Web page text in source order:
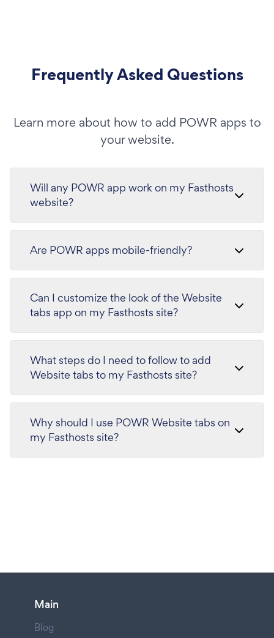
Frequently Asked Questions
Learn more about how to add POWR apps to
your website.
Will any POWR app work on my Fasthosts
website?
Are POWR apps mobile-friendly?
Can I customize the look of the Website
tabs app on my Fasthosts site?
What steps do I need to follow to add
Website tabs to my Fasthosts site?
Why should I use POWR Website tabs on
my Fasthosts site?
Main
Blog